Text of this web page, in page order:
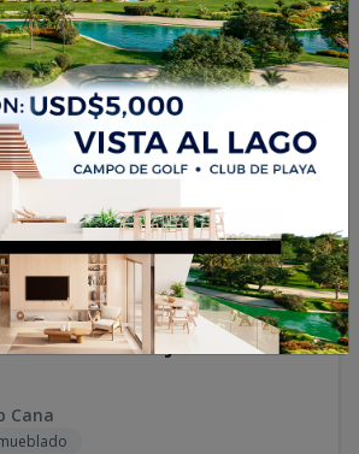
de lujo en Azzure
Cana